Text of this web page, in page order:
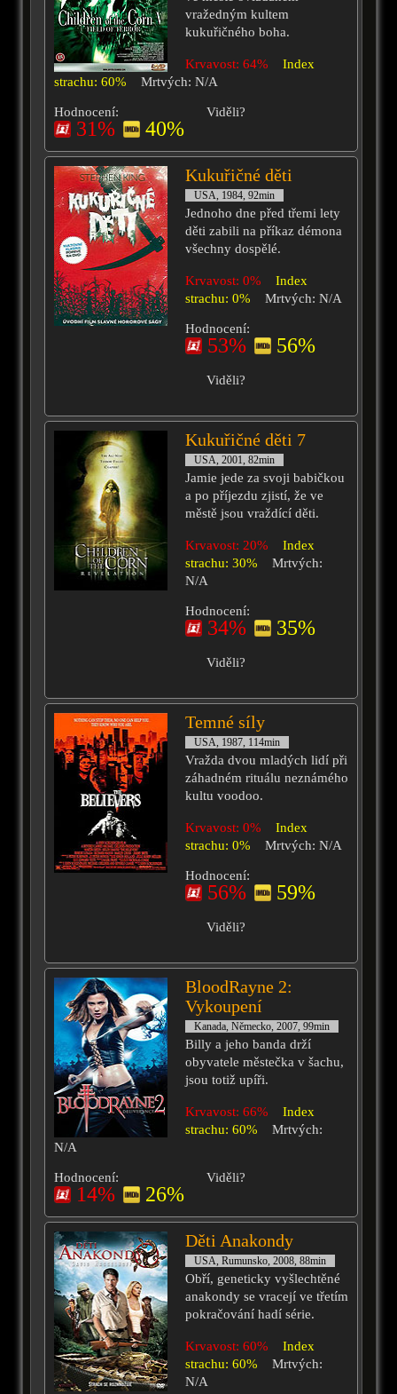
vražedným kultem
kukuřičného boha.
Krvavost: 64%
Index
strachu: 60%
Mrtvých: N/A
Hodnocení:
31% 40%
Viděli?
Kukuřičné děti
USA, 1984, 92min
Jednoho dne před třemi lety
děti zabili na příkaz démona
všechny dospělé.
Krvavost: 0%
Index
strachu: 0%
Mrtvých: N/A
Hodnocení:
53% 56%
Viděli?
Kukuřičné děti 7
USA, 2001, 82min
Jamie jede za svoji babičkou
a po příjezdu zjistí, že ve
městě jsou vraždící děti.
Krvavost: 20%
Index
strachu: 30%
Mrtvých:
N/A
Hodnocení:
34% 35%
Viděli?
Temné síly
USA, 1987, 114min
Vražda dvou mladých lidí při
záhadném rituálu neznámého
kultu voodoo.
Krvavost: 0%
Index
strachu: 0%
Mrtvých: N/A
Hodnocení:
56% 59%
Viděli?
BloodRayne 2:
Vykoupení
Kanada, Německo, 2007, 99min
Billy a jeho banda drží
obyvatele městečka v šachu,
jsou totiž upíři.
Krvavost: 66%
Index
strachu: 60%
Mrtvých:
N/A
Hodnocení:
14% 26%
Viděli?
Děti Anakondy
USA, Rumunsko, 2008, 88min
Obří, geneticky vyšlechtěné
anakondy se vracejí ve třetím
pokračování hadí série.
Krvavost: 60%
Index
strachu: 60%
Mrtvých:
N/A